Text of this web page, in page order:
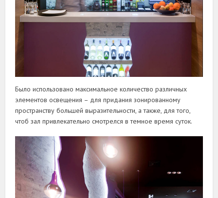
Было использовано максимальное количество различных
элементов освещения – для придания зонированному
пространству большей выразительности, а также, для того,
чтоб зал привлекательно смотрелся в темное время суток.